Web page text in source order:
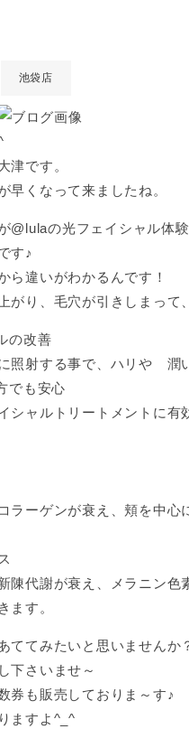
池袋店
津です。
早くなって来ましたね。
@lulaの光フェイシャル体
す♪
ら違いがわかるんです！
がり、毛穴が引きしまって
の改善
照射する事で、ハリや 潤
でも安心
シャルトリートメントに
ラーゲンが衰え、頬を中
陳代謝が衰え、メラニン
ます。
ててみたいと思いませんか
下さいませ～
券も販売しておりま～す♪
ますよ^_^